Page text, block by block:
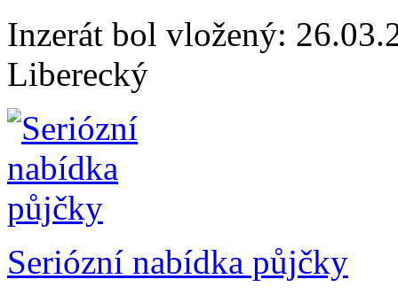
Inzerát bol vložený:
Liberecký
Seriózní nabídka půjčky